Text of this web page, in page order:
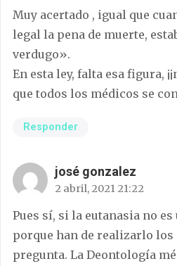
Muy acertado , igual que
legal la pena de muerte,
verdugo».
En esta ley, falta esa figura,
que todos los médicos se
Responder
josé gonzalez
2 abril, 2021 21:22
Pues sí, si la eutanasia no
porque han de realizarlo los
pregunta. La Deontología